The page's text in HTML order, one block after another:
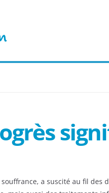
a suscité au fil